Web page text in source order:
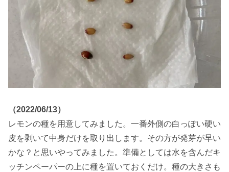
（2022/06/13）
レモンの種を用意してみました。一番外側の白っぽい硬い
皮を剥いて中身だけを取り出します。その方が発芽が早い
かな？と思いやってみました。準備としては水を含んだキ
ッチンペーパーの上に種を置いておくだけ。種の大きさも